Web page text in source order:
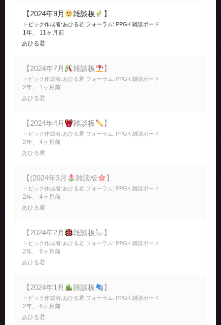
【2024年9月 雑談板 】
トピック作成者:あひる君 フォーラム: PPGK 雑談ボード
1年、 11ヶ月前
あひる君
【2024年7月 雑談板 】
トピック作成者:あひる君 フォーラム: PPGK 雑談ボード
2年、 1ヶ月前
あひる君
【2024年4月 雑談板 】
トピック作成者:あひる君 フォーラム: PPGK 雑談ボード
2年、 4ヶ月前
あひる君
【(2024年3月 雑談板 】
トピック作成者:あひる君 フォーラム: PPGK 雑談ボード
2年、 4ヶ月前
あひる君
【2024年2月 雑談板 】
トピック作成者:あひる君 フォーラム: PPGK 雑談ボード
2年、 6ヶ月前
あひる君
【2024年1月 雑談板 】
トピック作成者:あひる君 フォーラム: PPGK 雑談ボード
2年、 6ヶ月前
あひる君